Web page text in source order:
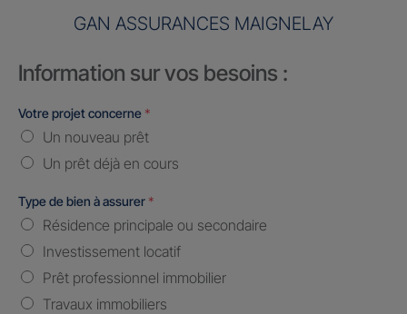
GAN ASSURANCES MAIGNELAY
Information sur vos besoins :
Votre projet concerne *
Un nouveau prêt
Un prêt déjà en cours
Type de bien à assurer *
Résidence principale ou secondaire
Investissement locatif
Prêt professionnel immobilier
Travaux immobiliers